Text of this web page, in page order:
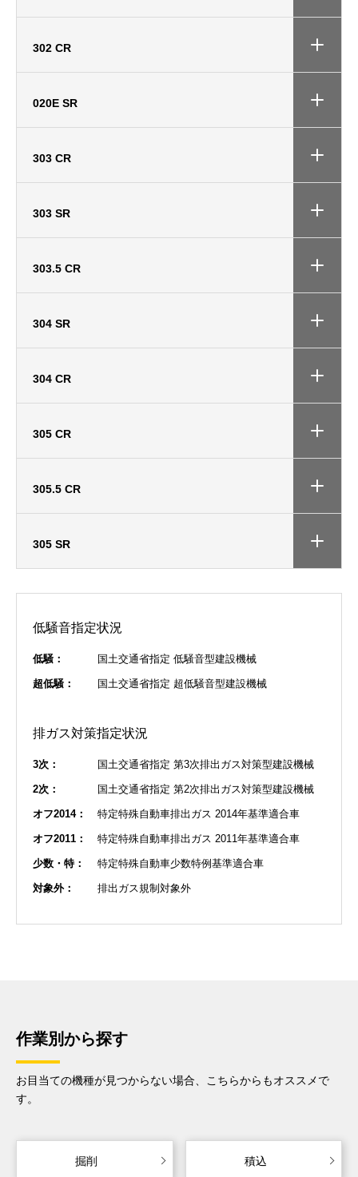
302 CR
020E SR
303 CR
303 SR
303.5 CR
304 SR
304 CR
305 CR
305.5 CR
305 SR
低騒音指定状況
低騒： 国土交通省指定 低騒音型建設機械
超低騒： 国土交通省指定 超低騒音型建設機械
排ガス対策指定状況
3次： 国土交通省指定 第3次排出ガス対策型建設機械
2次： 国土交通省指定 第2次排出ガス対策型建設機械
オフ2014： 特定特殊自動車排出ガス 2014年基準適合車
オフ2011： 特定特殊自動車排出ガス 2011年基準適合車
少数・特： 特定特殊自動車少数特例基準適合車
対象外： 排出ガス規制対象外
作業別から探す
お目当ての機種が見つからない場合、こちらからもオススメで
す。
掘削 積込